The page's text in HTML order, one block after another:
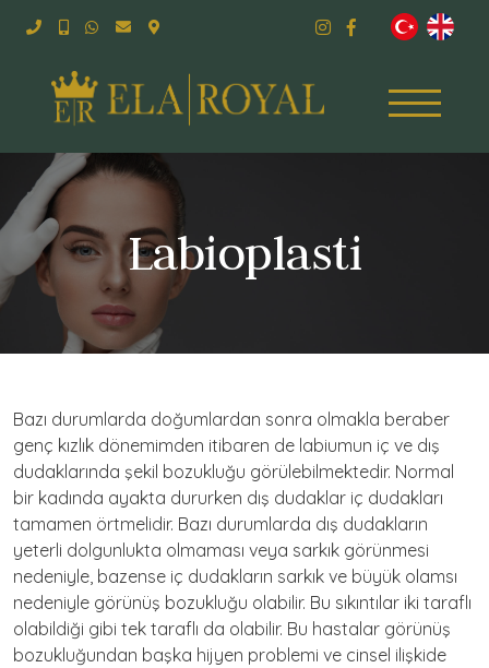
Labioplasti
Bazı durumlarda doğumlardan sonra olmakla beraber
genç kızlık dönemimden itibaren de labiumun iç ve dış
dudaklarında şekil bozukluğu görülebilmektedir. Normal
bir kadında ayakta dururken dış dudaklar iç dudakları
tamamen örtmelidir. Bazı durumlarda dış dudakların
yeterli dolgunlukta olmaması veya sarkık görünmesi
nedeniyle, bazense iç dudakların sarkık ve büyük olamsı
nedeniyle görünüş bozukluğu olabilir. Bu sıkıntılar iki taraflı
olabildiği gibi tek taraflı da olabilir. Bu hastalar görünüş
bozukluğundan başka hijyen problemi ve cinsel ilişkide